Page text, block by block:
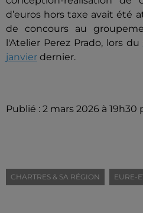
d’euros hors taxe avait été
de concours au
l'Atelier Perez Prado, lors du
janvier dernier.
Publié : 2 mars 2026 à
CHARTRES & SA RÉGION EURE-